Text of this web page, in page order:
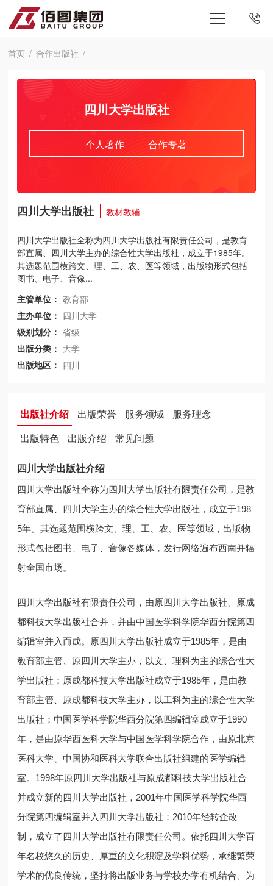
首页 合作出版社
四川大学出版社
个人著作 合作专著
四川大学出版社 教材教辅
四川大学出版社全称为四川大学出版社有限责任公司，是教育
部直属、四川大学主办的综合性大学出版社，成立于1985年。
其选题范围横跨文、理、工、农、医等领域，出版物形式包括
图书、电子、音像...
主管单位： 教育部
主办单位： 四川大学
级别划分： 省级
出版分类： 大学
出版地区： 四川
出版社介绍 出版荣誉 服务领域
服务理念
出版特色
出版介绍 常见问题
四川大学出版社介绍
四川大学出版社全称为四川大学出版社有限责任公司，是教
育部直属、四川大学主办的综合性大学出版社，成立于198
5年。其选题范围横跨文、理、工、农、医等领域，出版物
形式包括图书、电子、音像各媒体，发行网络遍布西南并辐
射全国市场。
四川大学出版社有限责任公司，由原四川大学出版社、原成
都科技大学出版社合并，并由中国医学科学院华西分院第四
编辑室并入而成。原四川大学出版社成立于1985年，是由
教育部主管、原四川大学主办，以文、理科为主的综合性大
学出版社；原成都科技大学出版社成立于1985年，是由教
育部主管、原成都科技大学主办，以工科为主的综合性大学
出版社；中国医学科学院华西分院第四编辑室成立于1990
年，是由原华西医科大学与中国医学科学院合作，由原北京
医科大学、中国协和医科大学联合出版社组建的医学编辑
室。1998年原四川大学出版社与原成都科技大学出版社合
并成立新的四川大学出版社，2001年中国医学科学院华西
分院第四编辑室并入四川大学出版社；2010年经转企改
制，成立了四川大学出版社有限责任公司。依托四川大学百
年名校悠久的历史、厚重的文化积淀及学科优势，承继繁荣
学术的优良传统，坚持将出版业务与学校办学有机结合、为